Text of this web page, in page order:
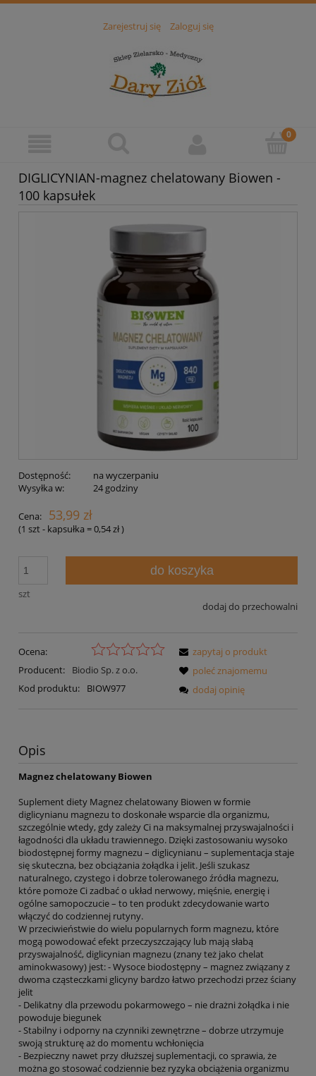
Zarejestruj się Zaloguj się
DIGLICYNIAN-magnez chelatowany Biowen -
100 kapsułek
Dostępność:
na wyczerpaniu
Wysyłka w:
24 godziny
Cena: 53,99 zł
(1 szt - kapsułka =0,54 zł)
szt
do koszyka
dodaj do przechowalni
Ocena:
Producent:
Biodio Sp. z o.o.
Kod produktu:
BIOW977
zapytaj o produkt
poleć znajomemu
dodaj opinię
Opis
Magnez chelatowany Biowen
Suplement diety Magnez chelatowany Biowen w formie
diglicynianu magnezu to doskonałe wsparcie dla organizmu,
szczególnie wtedy, gdy zależy Ci na maksymalnej przyswajalności i
łagodności dla układu trawiennego. Dzięki zastosowaniu wysoko
biodostępnej formy magnezu – diglicynianu – suplementacja staje
się skuteczna, bez obciążania żołądka i jelit. Jeśli szukasz
naturalnego, czystego i dobrze tolerowanego źródła magnezu,
które pomoże Ci zadbać o układ nerwowy, mięśnie, energię i
ogólne samopoczucie – to ten produkt zdecydowanie warto
włączyć do codziennej rutyny.
W przeciwieństwie do wielu popularnych form magnezu, które
mogą powodować efekt przeczyszczający lub mają słabą
przyswajalność, diglicynian magnezu (znany też jako chelat
aminokwasowy) jest: - Wysoce biodostępny – magnez związany z
dwoma cząsteczkami glicyny bardzo łatwo przechodzi przez ściany
jelit
- Delikatny dla przewodu pokarmowego – nie drażni żołądka i nie
powoduje biegunek
- Stabilny i odporny na czynniki zewnętrzne – dobrze utrzymuje
swoją strukturę aż do momentu wchłonięcia
- Bezpieczny nawet przy dłuższej suplementacji, co sprawia, że
można go stosować codziennie bez ryzyka obciążenia organizmu